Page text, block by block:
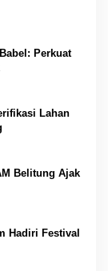
Perkuat
Lahan
Belitung Ajak
Hadiri Festival